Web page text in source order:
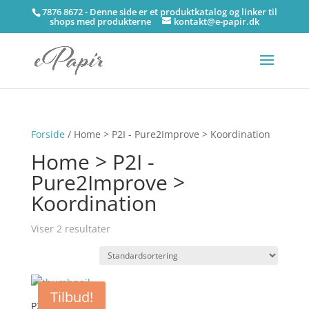
7876 8672 - Denne side er et produktkatalog og linker til
shops med produkterne kontakt@e-papir.dk
Forside/ Home > P2I - Pure2Improve > Koordination
Home > P2I -
Pure2Improve >
Koordination
Viser 2 resultater
Tilbud!
P2I – Jumprope